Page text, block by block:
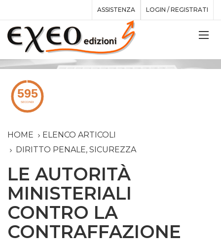
ASSISTENZA LOGIN / REGISTRATI
HOME
ELENCO ARTICOLI
DIRITTO PENALE, SICUREZZA
LE AUTORITÀ
MINISTERIALI
CONTRO LA
CONTRAFFAZIONE